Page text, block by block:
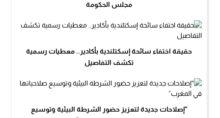
مجلس الحكومة
حقيقة اختفاء سائحة إسكتلندية بأكادير.. معطيات رسمية
تكشف التفاصيل
“إصلاحات جديدة لتعزيز حضور الشرطة البيئية وتوسيع